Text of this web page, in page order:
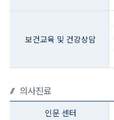
보건교육 및 건강상담
의사진료
인문 센터